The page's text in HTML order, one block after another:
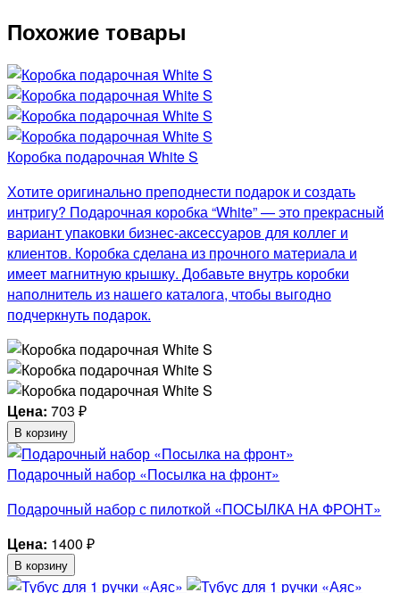
Похожие товары
Коробка подарочная White S
Хотите оригинально преподнести подарок и создать
интригу? Подарочная коробка “White” — это прекрасный
вариант упаковки бизнес-аксессуаров для коллег и
клиентов. Коробка сделана из прочного материала и
имеет магнитную крышку. Добавьте внутрь коробки
наполнитель из нашего каталога, чтобы выгодно
подчеркнуть подарок.
Цена: 703 ₽
В корзину
Подарочный набор «Посылка на фронт»
Подарочный набор с пилоткой «ПОСЫЛКА НА ФРОНТ»
Цена: 1400 ₽
В корзину